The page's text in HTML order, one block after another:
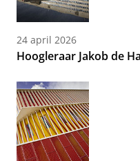
24 april 2026
Hoogleraar Jakob de